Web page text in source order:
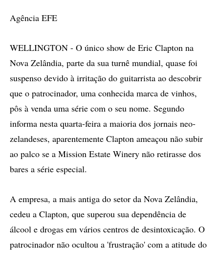
Agência EFE
WELLINGTON - O único show de Eric Clapton na
Nova Zelândia, parte da sua turnê mundial, quase foi
suspenso devido à irritação do guitarrista ao descobrir
que o patrocinador, uma conhecida marca de vinhos,
pôs à venda uma série com o seu nome. Segundo
informa nesta quarta-feira a maioria dos jornais neo-
zelandeses, aparentemente Clapton ameaçou não subir
ao palco se a Mission Estate Winery não retirasse dos
bares a série especial.
A empresa, a mais antiga do setor da Nova Zelândia,
cedeu a Clapton, que superou sua dependência de
álcool e drogas em vários centros de desintoxicação. O
patrocinador não ocultou a 'frustração' com a atitude do